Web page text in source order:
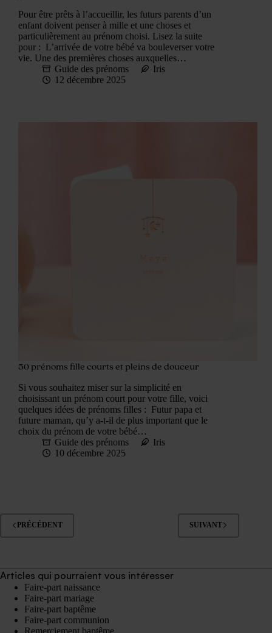
Pour être prêts à l’accueillir, les futurs parents d’un
enfant doivent penser à mille et une choses et
particulièrement au prénom choisi. Lisez la suite
pour : L’arrivée de votre bébé va bouleverser votre
vie. Une des premières choses auxquelles…
Guide des prénoms
Iris
12 décembre 2025
50 prénoms fille courts et pleins de douceur
Si vous souhaitez miser sur la simplicité en
choisissant un prénom court pour votre fille, voici
quelques idées de prénoms filles : Futur papa et
future maman, qu’y a-t-il de plus important que le
choix du prénom de votre bébé…
Guide des prénoms
Iris
10 décembre 2025
PRÉCÉDENT SUIVANT
Articles qui pourraient vous intéresser
Faire-part naissance
Faire-part mariage
Faire-part baptême
Faire-part communion
Remerciement baptême